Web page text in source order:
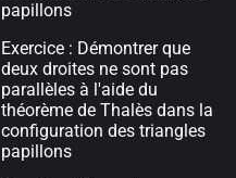
papillons
Exercice : Démontrer que
deux droites ne sont pas
parallèles à l'aide du
théorème de Thalès dans la
configuration des triangles
papillons